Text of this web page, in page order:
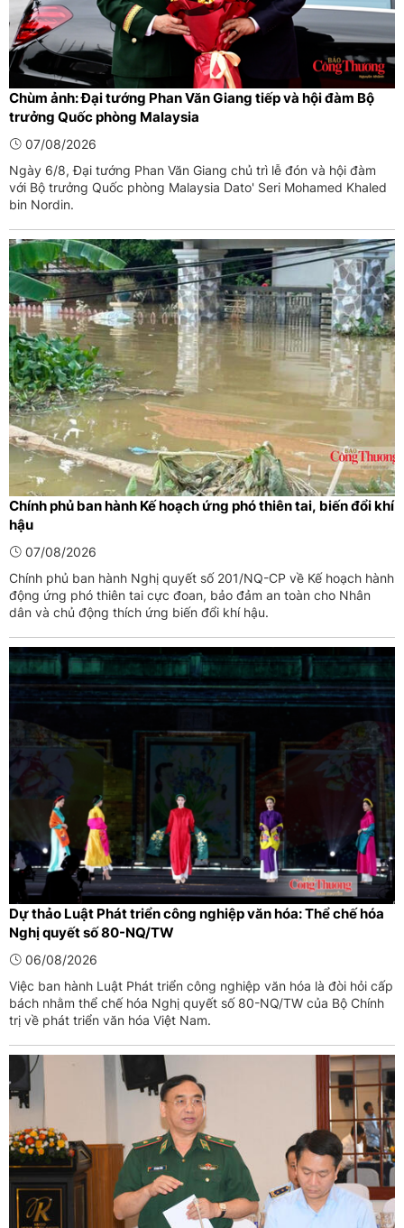
Chùm ảnh: Đại tướng Phan Văn Giang tiếp và hội đàm Bộ
trưởng Quốc phòng Malaysia
07/08/2026
Ngày 6/8, Đại tướng Phan Văn Giang chủ trì lễ đón và hội đàm
với Bộ trưởng Quốc phòng Malaysia Dato' Seri Mohamed Khaled
bin Nordin.
Chính phủ ban hành Kế hoạch ứng phó thiên tai, biến đổi khí
hậu
07/08/2026
Chính phủ ban hành Nghị quyết số 201/NQ-CP về Kế hoạch hành
động ứng phó thiên tai cực đoan, bảo đảm an toàn cho Nhân
dân và chủ động thích ứng biến đổi khí hậu.
Dự thảo Luật Phát triển công nghiệp văn hóa: Thể chế hóa
Nghị quyết số 80-NQ/TW
06/08/2026
Việc ban hành Luật Phát triển công nghiệp văn hóa là đòi hỏi cấp
bách nhằm thể chế hóa Nghị quyết số 80-NQ/TW của Bộ Chính
trị về phát triển văn hóa Việt Nam.